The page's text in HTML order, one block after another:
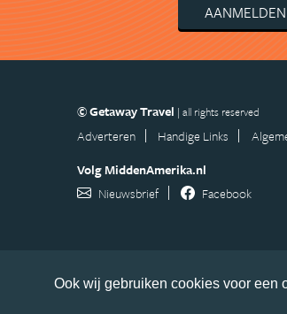
Ook wij gebruiken cookies voor een
© Getaway Travel | all rights reserved
Adverteren Handige Links
Volg MiddenAmerika.nl
Nieuwsbrief
Facebook